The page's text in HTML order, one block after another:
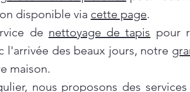
disponible via cette page.
de nettoyage de tapis pour
l'arrivée des beaux jours, notre
maison.
nous proposons des